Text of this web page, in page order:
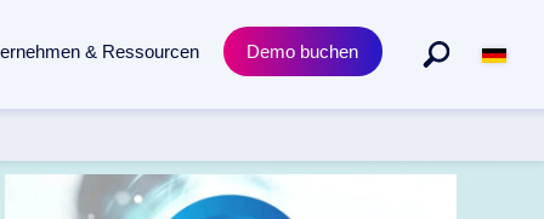
gesamten Dokumentenlebenszyklus.
Abteilungen
Personalmanagement
& Ressourcen
Produkt
Academy Trainings
Demo buchen